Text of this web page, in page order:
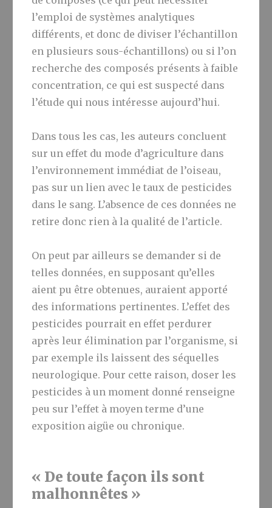
l’emploi de systèmes analytiques
différents, et donc de diviser l’échantillon
en plusieurs sous-échantillons) ou si l’on
recherche des composés présents à faible
concentration, ce qui est suspecté dans
l’étude qui nous intéresse aujourd’hui.
Dans tous les cas, les auteurs concluent
sur un effet du mode d’agriculture dans
l’environnement immédiat de l’oiseau,
pas sur un lien avec le taux de pesticides
dans le sang. L’absence de ces données ne
retire donc rien à la qualité de l’article.
On peut par ailleurs se demander si de
telles données, en supposant qu’elles
aient pu être obtenues, auraient apporté
des informations pertinentes. L’effet des
pesticides pourrait en effet perdurer
après leur élimination par l’organisme, si
par exemple ils laissent des séquelles
neurologique. Pour cette raison, doser les
pesticides à un moment donné renseigne
peu sur l’effet à moyen terme d’une
exposition aigüe ou chronique.
« De toute façon ils sont
malhonnêtes »